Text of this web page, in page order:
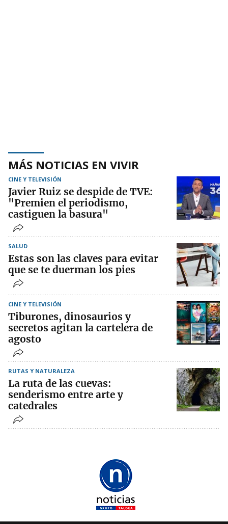
MÁS NOTICIAS EN VIVIR
CINE Y TELEVISIÓN
Javier Ruiz se despide de TVE:
"Premien el periodismo,
castiguen la basura"
SALUD
Estas son las claves para evitar
que se te duerman los pies
CINE Y TELEVISIÓN
Tiburones, dinosaurios y
secretos agitan la cartelera de
agosto
RUTAS Y NATURALEZA
La ruta de las cuevas:
senderismo entre arte y
catedrales